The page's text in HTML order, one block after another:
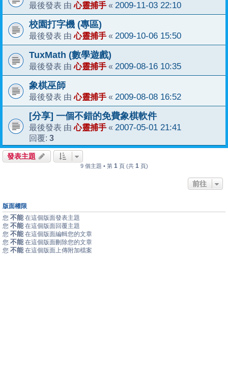
最後發表 由心靈捕手 « 2009-11-03 22:10
校園打字機 (專區)
最後發表 由心靈捕手 « 2009-10-06 15:50
TuxMath (數學遊戲)
最後發表 由心靈捕手 « 2009-08-16 10:35
象棋巫師
最後發表 由心靈捕手 « 2009-08-08 16:52
[分享] 一個不錯的免費象棋軟件
最後發表 由心靈捕手 « 2007-05-01 21:41
回覆: 3
發表主題
9 個主題 • 第 1 頁 (共 1 頁)
前往
版面權限
您 不能 在這個版面發表主題
您 不能 在這個版面回覆主題
您 不能 在這個版面編輯您的文章
您 不能 在這個版面刪除您的文章
您 不能 在這個版面上傳附加檔案